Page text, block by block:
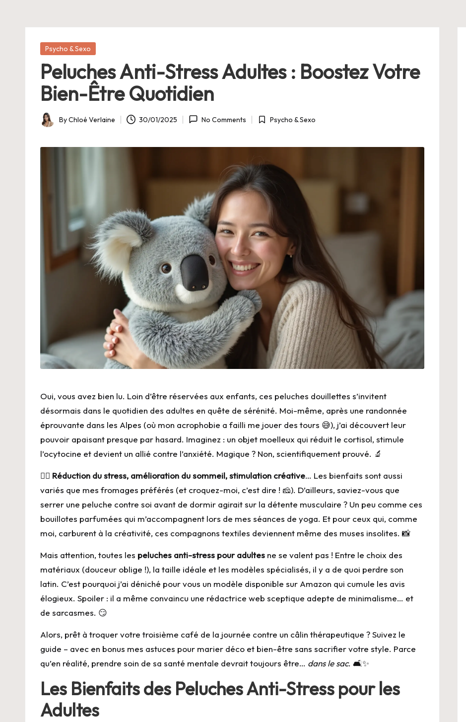
Posted
Psycho & Sexo
Peluches Anti-Stress Adultes : Boostez Votre
Bien-Être Quotidien
Posted
ByChloé Verlaine 30/01/2025 No Comments
Posted
Psycho & Sexo
Oui, vous avez bien lu. Loin d’être réservées aux enfants, ces peluches douillettes s’invitent
désormais dans le quotidien des adultes en quête de sérénité. Moi-même, après une randonnée
éprouvante dans les Alpes (où mon acrophobie a failli me jouer des tours 😅), j’ai découvert leur
pouvoir apaisant presque par hasard. Imaginez : un objet moelleux qui réduit le cortisol, stimule
l’ocytocine et devient un allié contre l’anxiété. Magique ? Non, scientifiquement prouvé. 🔬
🧘‍♀️ Réduction du stress, amélioration du sommeil, stimulation créative… Les bienfaits sont aussi
variés que mes fromages préférés (et croquez-moi, c’est dire ! 🧀). D’ailleurs, saviez-vous que
serrer une peluche contre soi avant de dormir agirait sur la détente musculaire ? Un peu comme ces
bouillotes parfumées qui m’accompagnent lors de mes séances de yoga. Et pour ceux qui, comme
moi, carburent à la créativité, ces compagnons textiles deviennent même des muses insolites. 📸
Mais attention, toutes les peluches anti-stress pour adultes ne se valent pas ! Entre le choix des
matériaux (douceur oblige !), la taille idéale et les modèles spécialisés, il y a de quoi perdre son
latin. C’est pourquoi j’ai déniché pour vous un modèle disponible sur Amazon qui cumule les avis
élogieux. Spoiler : il a même convaincu une rédactrice web sceptique adepte de minimalisme… et
de sarcasmes. 😏
Alors, prêt à troquer votre troisième café de la journée contre un câlin thérapeutique ? Suivez le
guide – avec en bonus mes astuces pour marier déco et bien-être sans sacrifier votre style. Parce
qu’en réalité, prendre soin de sa santé mentale devrait toujours être… dans le sac. 🛋️✨
Les Bienfaits des Peluches Anti-Stress pour les
Adultes